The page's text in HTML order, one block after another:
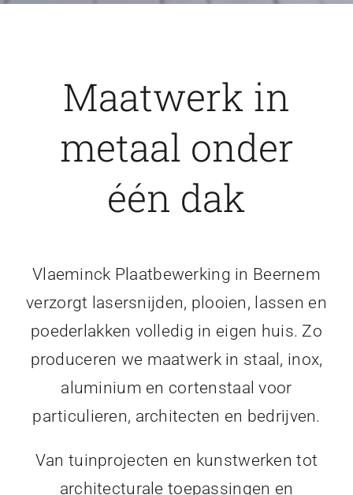
Maatwerk in
metaal onder
één dak
Vlaeminck Plaatbewerking in Beernem
verzorgt lasersnijden, plooien, lassen en
poederlakken volledig in eigen huis. Zo
produceren we maatwerk in staal, inox,
aluminium en cortenstaal voor
particulieren, architecten en bedrijven.
Van tuinprojecten en kunstwerken tot
architecturale toepassingen en